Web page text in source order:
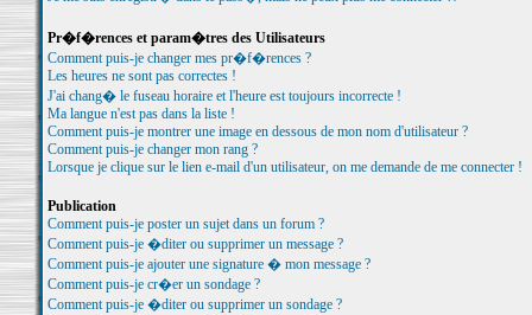
Pr�f�rences et param�tres des Utilisateurs
Comment puis-je changer mes pr�f�rences ?
Les heures ne sont pas correctes !
J'ai chang� le fuseau horaire et l'heure est toujours incorrecte !
Ma langue n'est pas dans la liste !
Comment puis-je montrer une image en dessous de mon nom d'utilisateur ?
Comment puis-je changer mon rang ?
Lorsque je clique sur le lien e-mail d'un utilisateur, on me demande de me connecter !
Publication
Comment puis-je poster un sujet dans un forum ?
Comment puis-je �diter ou supprimer un message ?
Comment puis-je ajouter une signature � mon message ?
Comment puis-je cr�er un sondage ?
Comment puis-je �diter ou supprimer un sondage ?